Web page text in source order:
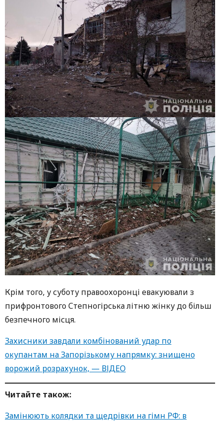
Крім того, у суботу правоохоронці евакуювали з
прифронтового Степногірська літню жінку до більш
безпечного місця.
Захисники завдали комбінований удар по
окупантам на Запорізькому напрямку: знищено
ворожий розрахунок, — ВІДЕО
Читайте також:
Замінюють колядки та щедрівки на гімн РФ: в